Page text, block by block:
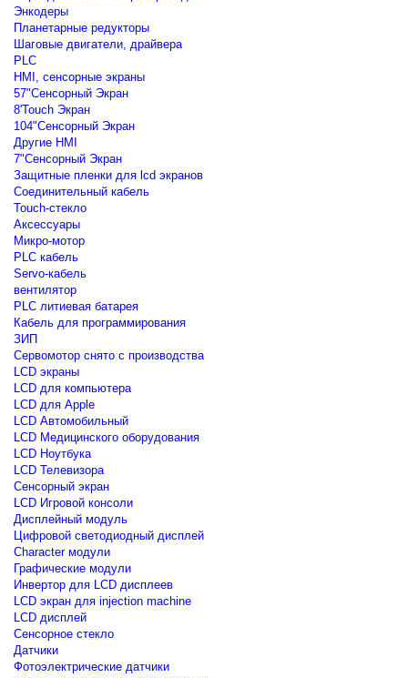
Энкодеры
Планетарные редукторы
Шаговые двигатели, драйвера
PLC
HMI, сенсорные экраны
57"Сенсорный Экран
8'Touch Экран
104"Сенсорный Экран
Другие HMI
7"Сенсорный Экран
Защитные пленки для lcd экранов
Соединительный кабель
Touch-стекло
Аксессуары
Микро-мотор
PLC кабель
Servo-кабель
вентилятор
PLC литиевая батарея
Кабель для программирования
ЗИП
Сервомотор снято с производства
LCD экраны
LCD для компьютера
LCD для Apple
LCD Автомобильный
LCD Медицинского оборудования
LCD Ноутбука
LCD Телевизора
Сенсорный экран
LCD Игровой консоли
Дисплейный модуль
Цифровой светодиодный дисплей
Сharacter модули
Графические модули
Инвертор для LCD дисплеев
LCD экран для injection machine
LCD дисплей
Сенсорное стекло
Датчики
Фотоэлектрические датчики